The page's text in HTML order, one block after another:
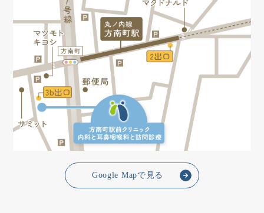
Google Mapで見る